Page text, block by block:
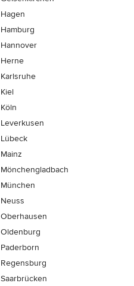
Hagen
Hamburg
Hannover
Herne
Karlsruhe
Kiel
Köln
Leverkusen
Lübeck
Mainz
Mönchen­gladbach
München
Neuss
Oberhausen
Oldenburg
Paderborn
Regensburg
Saarbrücken